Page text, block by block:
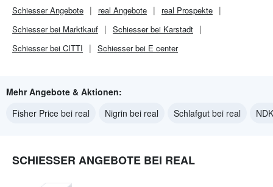
SchiesserAngebote real Angebote real Prospekte
Schiesser bei Marktkauf
Schiesser bei Karstadt
Schiesser bei CITTI
Schiesser bei E center
Mehr Angebote & Aktionen:
Fisher Price bei real
Nigrin bei real Schlafgut bei real
SCHIESSER ANGEBOTE BEI REAL